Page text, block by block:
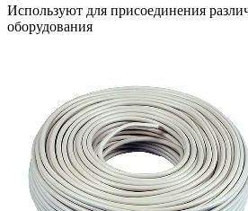
Используют для присоединения
оборудования